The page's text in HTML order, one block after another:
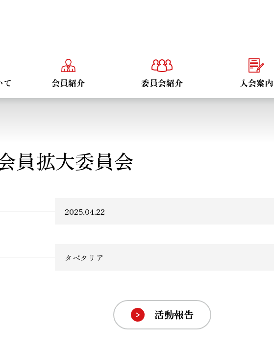
て 会員紹介 委員会紹介 入会案内
員拡大委員会
2025.04.22
タベタリア
活動報告